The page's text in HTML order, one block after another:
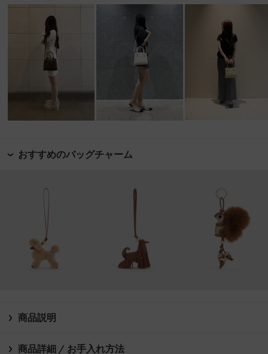
おすすめのバッグチャーム
商品説明
商品詳細 / お手入れ方法